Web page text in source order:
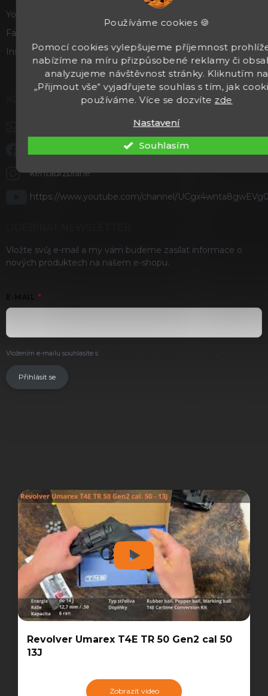
Používáme cookies 🍪
Pomocí cookies vylepšujeme příjemnost
nabízíme na míru přizpůsobené reklamy či
analyzujeme návštěvnost stránky. Kliknutím na
„Přijmout vše“ vyjadřujete souhlas s tím, jak
používáme. Více se dozvíte zde
Nastavení
Souhlasím
Youtube
Facebook
Instagram
Staňte se našimi fanoušky na Facebooku
kentaurzbrane
https://www.youtube.com/channel/
Vložte svůj e-mail a my vám budeme zasílat informace o
nových produktech na našem e-shopu.
Vložením e-mailu souhlasíte s .
Přihlásit se
Revolver Umarex T4E TR 50 Gen2 cal 50
13J
Zobrazit video